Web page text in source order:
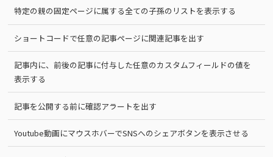
特定の親の固定ページに属する全ての子孫のリストを表示する
ショートコードで任意の記事ページに関連記事を出す
記事内に、前後の記事に付与した任意のカスタムフィールドの値を
表示する
記事を公開する前に確認アラートを出す
Youtube動画にマウスホバーでSNSへのシェアボタンを表示させる